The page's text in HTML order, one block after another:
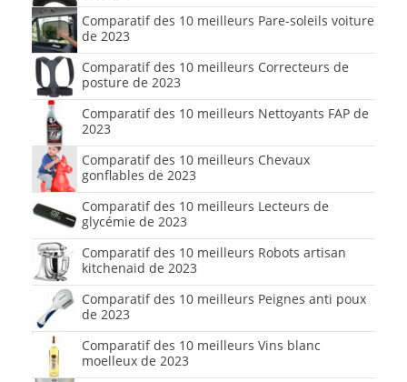
Comparatif des 10 meilleurs Pare-soleils voiture
de 2023
Comparatif des 10 meilleurs Correcteurs de
posture de 2023
Comparatif des 10 meilleurs Nettoyants FAP de
2023
Comparatif des 10 meilleurs Chevaux
gonflables de 2023
Comparatif des 10 meilleurs Lecteurs de
glycémie de 2023
Comparatif des 10 meilleurs Robots artisan
kitchenaid de 2023
Comparatif des 10 meilleurs Peignes anti poux
de 2023
Comparatif des 10 meilleurs Vins blanc
moelleux de 2023